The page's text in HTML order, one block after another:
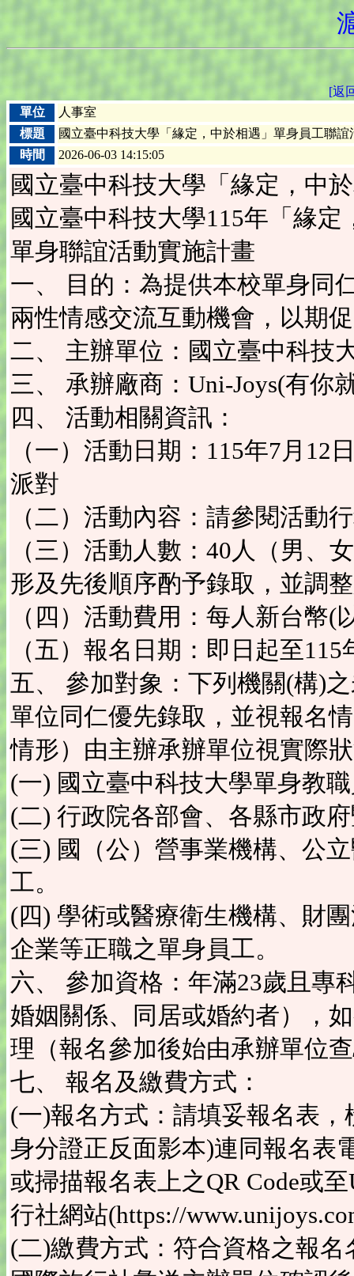
[返
單位
人事室
標題
國立臺中科技大學「緣定，中於相遇」單身員工聯誼
時間
2026-06-03 14:15:05
國立臺中科技大學「緣定，中
國立臺中科技大學115年「緣定
單身聯誼活動實施計畫
一、 目的：為提供本校單身同
兩性情感交流互動機會，以期
二、 主辦單位：國立臺中科技
三、 承辦廠商：Uni-Joys(有你
四、 活動相關資訊：
（一）活動日期：115年7月12
派對
（二）活動內容：請參閱活動
（三）活動人數：40人（男、
形及先後順序酌予錄取，並調
（四）活動費用：每人新台幣(
（五）報名日期：即日起至
五、 參加對象：下列機關(構)
單位同仁優先錄取，並視報名
情形）由主辦承辦單位視實際
(一) 國立臺中科技大學單身教
(二) 行政院各部會、各縣市政
(三) 國（公）營事業機構、公
工。
(四) 學術或醫療衛生機構、財
企業等正職之單身員工。
六、 參加資格：年滿23歲且專
婚姻關係、同居或婚約者），
理（報名參加後始由承辦單位
七、 報名及繳費方式：
(一)報名方式：請填妥報名表
身分證正反面影本)連同報名表
或掃描報名表上之QR Code或
行社網站(https://
(二)繳費方式：符合資格之報